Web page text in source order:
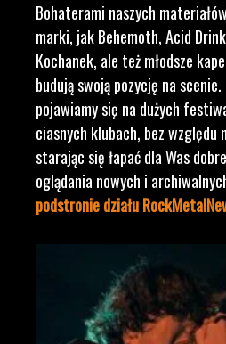
Bohaterami naszych
marki, jak Behemoth, Acid
Kochanek, ale też młodsze
budują swoją pozycję na
pojawiamy się na dużych
ciasnych klubach, bez względu
starając się łapać dla Was
oglądania nowych i
podstronie działu